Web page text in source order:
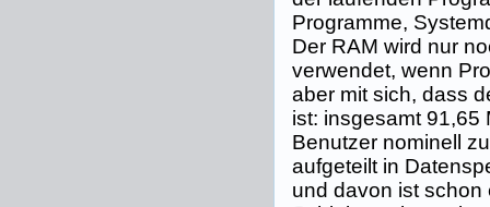
Programme,
Der RAM wird nur
verwendet, wenn
aber mit sich, dass
ist: insgesamt 91,65
Benutzer nominell
aufgeteilt in
und davon ist